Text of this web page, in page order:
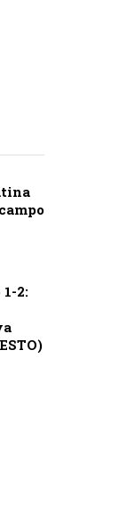
1-2: